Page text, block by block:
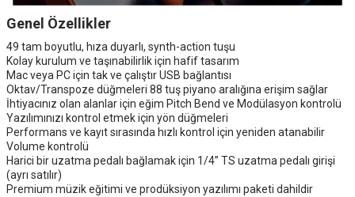
Genel Özellikler
49 tam boyutlu, hıza duyarlı, synth-action tuşu
Kolay kurulum ve taşınabilirlik için hafif tasarım
Mac veya PC için tak ve çalıştır USB bağlantısı
Oktav/Transpoze düğmeleri 88 tuş piyano aralığına erişim sağlar
İhtiyacınız olan alanlar için eğim Pitch Bend ve Modülasyon kontrolü
Yazılımınızı kontrol etmek için yön düğmeleri
Performans ve kayıt sırasında hızlı kontrol için yeniden atanabilir
Volume kontrolü
Harici bir uzatma pedalı bağlamak için 1/4” TS uzatma pedalı girişi
(ayrı satılır)
Premium müzik eğitimi ve prodüksiyon yazılımı paketi dahildir